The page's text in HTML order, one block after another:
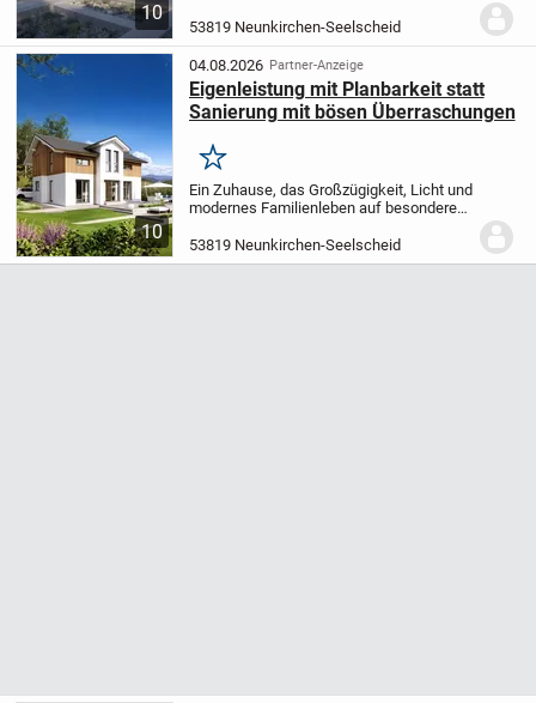
10
Neunkirchen-Seelscheid schafft ideale
Voraussetzungen für ein Zuhause mit
außergewöhnlichem...
53819 Neunkirchen-Seelscheid
10
04.08.2026 Partner-Anzeige
Eigenleistung mit Planbarkeit statt
Sanierung mit bösen Überraschungen
Merken
Ein Zuhause, das Großzügigkeit, Licht und
modernes Familienleben auf besondere
einfach nur ein Haus, sondern ein Ort mit
Raum für Familie, Freiheit und Zukunft.D...
53819 Neunkirchen-Seelscheid